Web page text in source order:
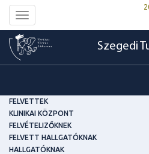
Toggle
navigation
Szegedi
FELVETTEK
KLINIKAI KÖZPONT
FELVÉTELIZŐKNEK
FELVETT HALLGATÓKNAK
HALLGATÓKNAK